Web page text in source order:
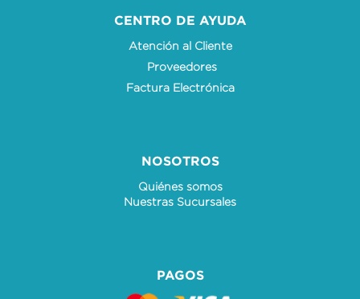
CENTRO DE AYUDA
Atención al Cliente
Proveedores
Factura Electrónica
NOSOTROS
Quiénes somos
Nuestras Sucursales
PAGOS